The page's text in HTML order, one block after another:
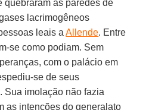
quebraram as paredes de
lacrimogêneos
leais aAllende. Entre
se como podiam. Sem
com o palácio em
se de seus
Sua imolação não fazia
as intenções do generalato